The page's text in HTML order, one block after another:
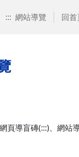
::: 網站導覽 回
導盲磚(:::)、網站